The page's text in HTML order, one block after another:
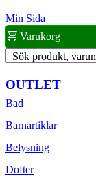
Min Sida
Varukorg
Sök produkt,
OUTLET
Bad
Barnartiklar
Belysning
Dofter